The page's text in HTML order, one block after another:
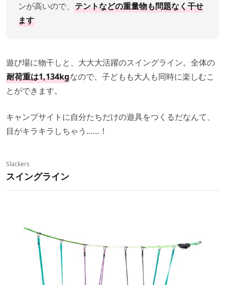
ンが高いので、 テントなどの重量物も問題なく干せ
ます
遊び場に物干しと、大大大活躍のスイングライン。全体の
耐荷重は1,134kgなので、子どもも大人も同時に楽しむこ
とができます。
キャンプサイトに自分たちだけの遊具をつくるだなんて、
目がキラキラしちゃう……！
Slackers
スイングライン